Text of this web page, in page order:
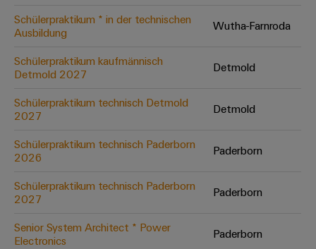
Digital
Schülerpraktikum * in der technischen
Ausbildung
Wutha-Farnroda
Schülerpraktikum kaufmännisch
Detmold 2027
Detmold
Schülerpraktikum technisch Detmold
2027
Detmold
Schülerpraktikum technisch Paderborn
2026
Paderborn
Schülerpraktikum technisch Paderborn
2027
Paderborn
Senior System Architect * Power
Electronics
Paderborn